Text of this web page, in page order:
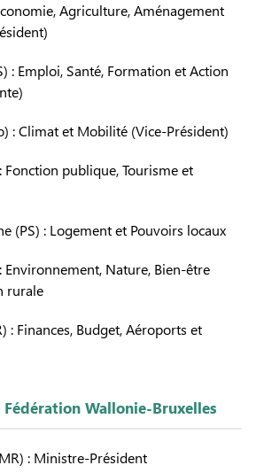
Agriculture, Aménagement
: Emploi, Santé, Formation et Action
: Climat et Mobilité (Vice-Président)
Fonction publique, Tourisme et
(PS) : Logement et Pouvoirs locaux
Environnement, Nature, Bien-être
rurale
: Finances, Budget, Aéroports et
Wallonie-Bruxelles
: Ministre-Président